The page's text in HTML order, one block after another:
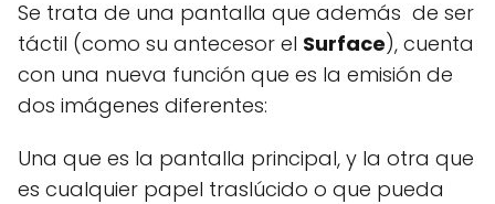
Se trata de una pantalla que además de ser
táctil (como su antecesor el Surface), cuenta
con una nueva función que es la emisión de
dos imágenes diferentes:
Una que es la pantalla principal, y la otra que
es cualquier papel traslúcido o que pueda